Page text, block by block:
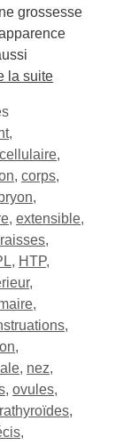
grossesse
la suite
,
cellulaire,
, corps,
,
, extensible,
,
, HTP,
,
,
,
,
, nez,
, ovules,
,
,